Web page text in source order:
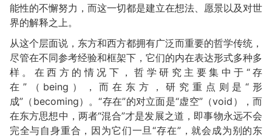
能性的不懈努力，而这一切都是建立在想法、愿景以及对世
界的解释之上。
从这个层面说，东方和西方都拥有广泛而重要的哲学传统，
尽管在不同参考经验和框架下，它们的内在表达形式多种多
样。在西方的情况下，哲学研究主要集中于“存
在”（being），而在东方，研究重点则是“形
成”（becoming）。“存在”的对立面是“虚空”（void），而
在东方思想中，两者“混合”才是发展之道，即事物永远不会
完全与自身重合，因为它们一旦“存在”，就会成为别的东